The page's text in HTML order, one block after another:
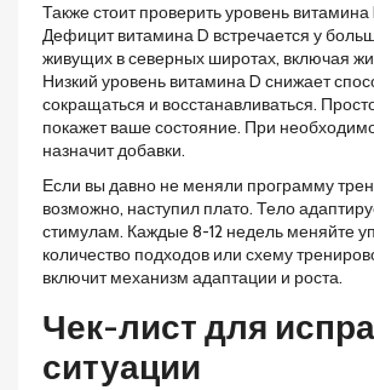
Также стоит проверить уровень витамина
Дефицит витамина D встречается у
живущих в северных широтах, включая
Низкий уровень витамина D снижает
сокращаться и восстанавливаться.
покажет ваше состояние. При
назначит добавки.
Если вы давно не меняли программу
возможно, наступил плато. Тело
стимулам. Каждые 8-12 недель меняйте
количество подходов или схему
включит механизм адаптации и роста.
Чек-лист для
ситуации